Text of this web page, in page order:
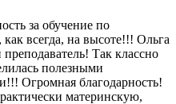
за обучение по
всегда, на высоте!!! Ольга
Так классно
полезными
Огромная благодарность!
материнскую,